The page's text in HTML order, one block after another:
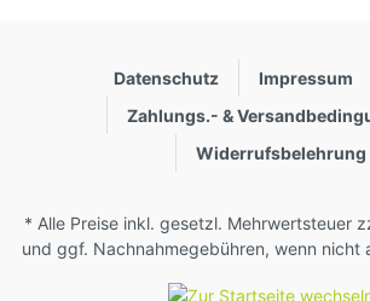
Datenschutz Impressum
Zahlungs.- &
Widerrufsbelehrung
* Alle Preise inkl. gesetzl. Mehrwertsteuer
und ggf. Nachnahmegebühren, wenn nicht